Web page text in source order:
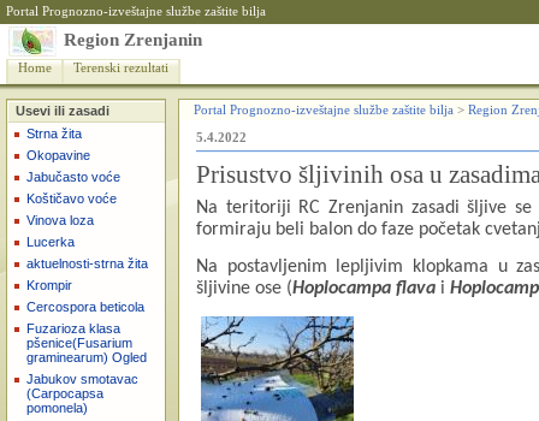
Portal Prognozno-izveštajne službe zaštite bilja
Region Zrenjanin
Home Terenski rezultati
Usevi ili zasadi
Strna žita
Okopavine
Jabučasto voće
Koštičavo voće
Vinova loza
Lucerka
aktuelnosti-strna žita
Krompir
Cercospora beticola
Fuzarioza klasa
pšenice(Fusarium
graminearum) Ogled
Jabukov smotavac
(Carpocapsa
pomonela)
Portal Prognozno-izveštajne službe zaštite bilja > Region
5.4.2022
Prisustvo šljivinih osa u
Na teritoriji RC Zrenjanin zasadi šljive
formiraju beli balon do faze početak
Na postavljenim lepljivim klopkama u
šljivine ose (Hoplocampa flava i